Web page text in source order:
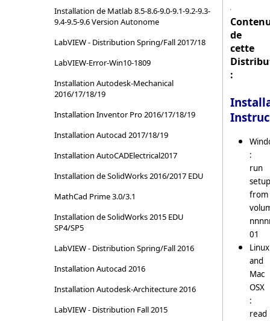
Installation de Matlab 8.5-8.6-9.0-9.1-9.2-9.3-
9.4-9.5-9.6 Version Autonome
LabVIEW - Distribution Spring/Fall 2017/18
LabVIEW-Error-Win10-1809
Installation Autodesk-Mechanical
2016/17/18/19
Installation Inventor Pro 2016/17/18/19
Installation Autocad 2017/18/19
Installation AutoCADElectrical2017
Installation de SolidWorks 2016/2017 EDU
MathCad Prime 3.0/3.1
Installation de SolidWorks 2015 EDU
SP4/SP5
LabVIEW - Distribution Spring/Fall 2016
Installation Autocad 2016
Installation Autodesk-Architecture 2016
LabVIEW - Distribution Fall 2015
de
cette
:
:
run
from
01
Linux
and
Mac
OSX
:
read